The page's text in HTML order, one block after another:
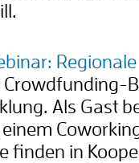
Regionale
Crowdfunding-
Als Gast
einem
finden in